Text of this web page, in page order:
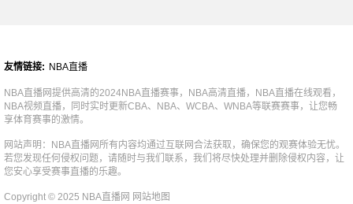
友情链接: NBA直播
NBA直播网提供高清的2024NBA直播赛事，NBA高清直播，NBA直播在线观看，
NBA视频直播，同时实时更新CBA、NBA、WCBA、WNBA等联赛赛事，让您畅
享体育赛事的激情。
网站声明：NBA直播网所有内容均通过互联网合法获取，确保您的观赛体验无忧。
若您发现任何侵权问题，请随时与我们联系，我们将尽快处理并删除侵权内容，让
您安心享受赛事直播的乐趣。
Copyright © 2025 NBA直播网 网站地图